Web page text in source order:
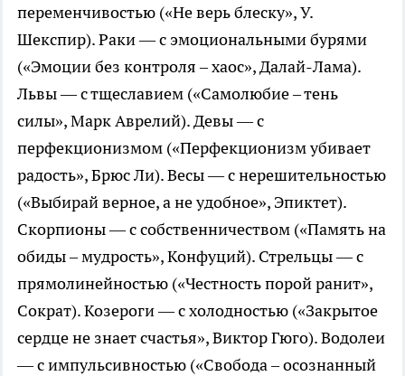
переменчивостью («Не верь блеску», У.
Шекспир). Раки — с эмоциональными бурями
(«Эмоции без контроля – хаос», Далай-Лама).
Львы — с тщеславием («Самолюбие – тень
силы», Марк Аврелий). Девы — с
перфекционизмом («Перфекционизм убивает
радость», Брюс Ли). Весы — с нерешительностью
(«Выбирай верное, а не удобное», Эпиктет).
Скорпионы — с собственничеством («Память на
обиды – мудрость», Конфуций). Стрельцы — с
прямолинейностью («Честность порой ранит»,
Сократ). Козероги — с холодностью («Закрытое
сердце не знает счастья», Виктор Гюго). Водолеи
— с импульсивностью («Свобода – осознанный